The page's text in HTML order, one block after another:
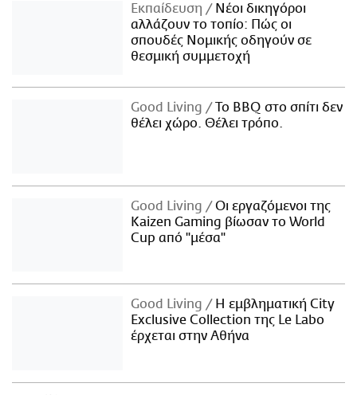
Εκπαίδευση
Νέοι δικηγόροι
αλλάζουν το τοπίο: Πώς οι
σπουδές Νομικής οδηγούν σε
θεσμική συμμετοχή
Good Living
Το BBQ στο σπίτι δεν
θέλει χώρο. Θέλει τρόπο.
Good Living
Οι εργαζόμενοι της
Kaizen Gaming βίωσαν το World
Cup από "μέσα"
Good Living
Η εμβληματική City
Exclusive Collection της Le Labo
έρχεται στην Αθήνα